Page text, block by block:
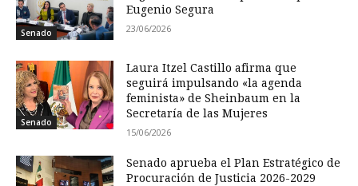
Senado
Eugenio Segura
23/06/2026
Senado
Laura Itzel Castillo afirma que
seguirá impulsando «la agenda
feminista» de Sheinbaum en la
Secretaría de las Mujeres
15/06/2026
Senado aprueba el Plan Estratégico de
Procuración de Justicia 2026-2029